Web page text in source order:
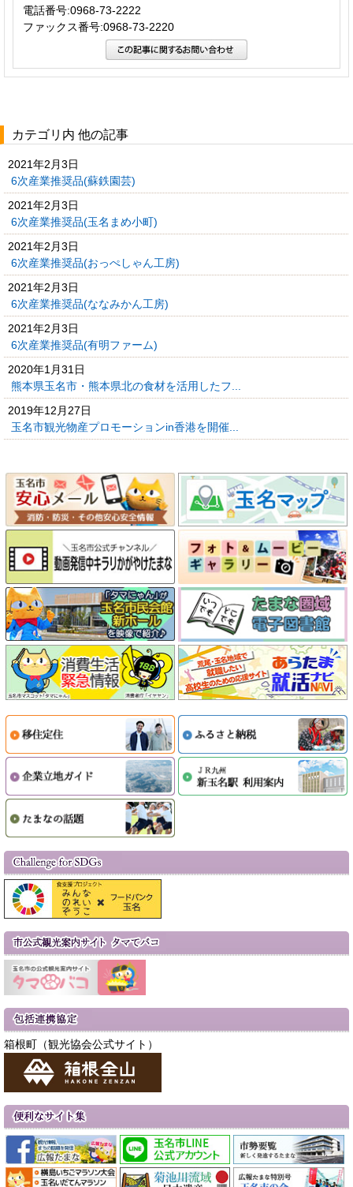
電話番号:0968-73-2222
ファックス番号:0968-73-2220
カテゴリ内 他の記事
2021年2月3日
6次産業推奨品(蘇鉄園芸)
2021年2月3日
6次産業推奨品(玉名まめ小町)
2021年2月3日
6次産業推奨品(おっぺしゃん工房)
2021年2月3日
6次産業推奨品(ななみかん工房)
2021年2月3日
6次産業推奨品(有明ファーム)
2020年1月31日
熊本県玉名市・熊本県北の食材を活用したフ...
2019年12月27日
玉名市観光物産プロモーションin香港を開催...
箱根町（観光協会公式サイト）